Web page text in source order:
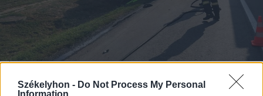
Székelyhon - Do Not Process My Personal
Information
2026. augusztus 07., péntek